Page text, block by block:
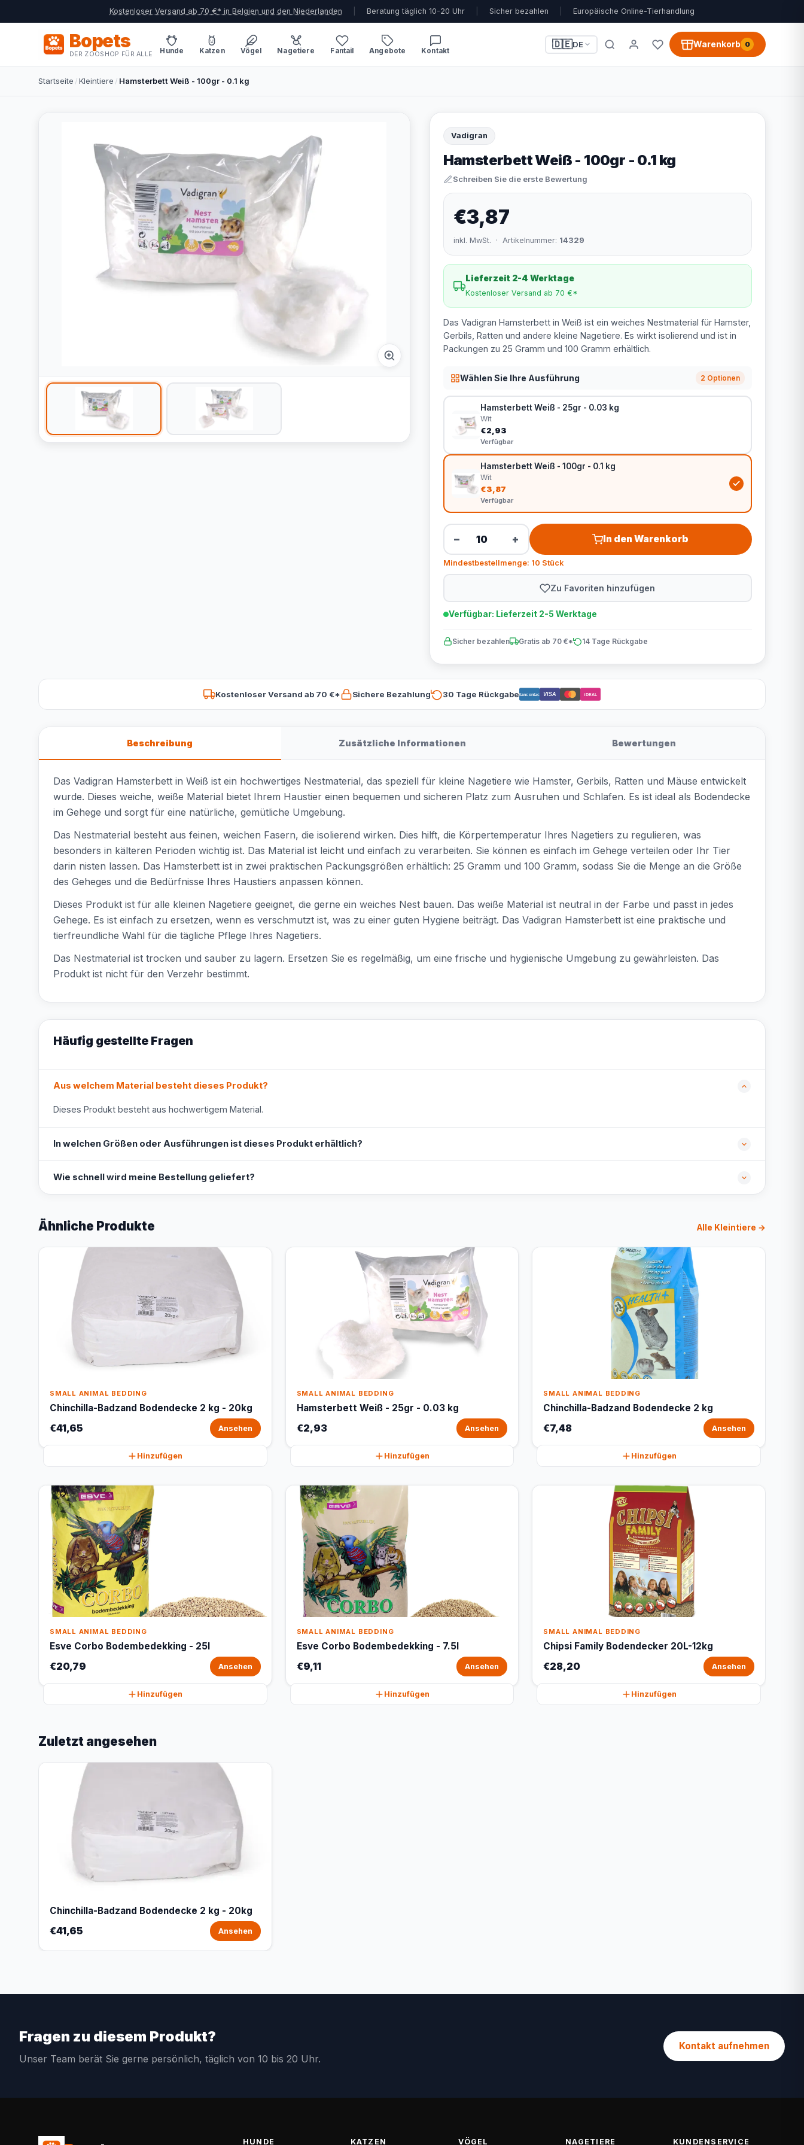
Kostenloser Versand ab 70 €* in Belgien und den Niederlanden Beratung täglich 10-20 Uhr Sicher bezahlen Europäische Online-Tierhandlung
Bopets
DER ZOOSHOP FÜR ALLE Hunde Katzen Vögel Nagetiere Fantail Angebote Kontakt
🇩🇪DE Warenkorb 0
Startseite /Kleintiere / Hamsterbett Weiß - 100gr - 0.1 kg
Vadigran
Hamsterbett Weiß - 100gr - 0.1 kg
Schreiben Sie die erste Bewertung
€3,87
inkl. MwSt. · Artikelnummer: 14329
Lieferzeit 2-4 Werktage
Kostenloser Versand ab 70 €*
Das Vadigran Hamsterbett in Weiß ist ein weiches Nestmaterial für Hamster,
Gerbils, Ratten und andere kleine Nagetiere. Es wirkt isolierend und ist in
Packungen zu 25 Gramm und 100 Gramm erhältlich.
Wählen Sie Ihre Ausführung 2 Optionen
Hamsterbett Weiß - 25gr - 0.03 kg
Wit
€2,93
Verfügbar
Hamsterbett Weiß - 100gr - 0.1 kg
Wit
€3,87
Verfügbar
− + In den Warenkorb
Mindestbestellmenge: 10 Stück
Zu Favoriten hinzufügen
Verfügbar: Lieferzeit 2-5 Werktage
Sicher bezahlen Gratis ab 70 €* 14 Tage Rückgabe
Kostenloser Versand ab 70 €* Sichere Bezahlung 30 Tage RückgabeBancontact VISA iDEAL
Beschreibung Zusätzliche Informationen Bewertungen
Das Vadigran Hamsterbett in Weiß ist ein hochwertiges Nestmaterial, das speziell für kleine Nagetiere wie Hamster, Gerbils, Ratten und Mäuse entwickelt
wurde. Dieses weiche, weiße Material bietet Ihrem Haustier einen bequemen und sicheren Platz zum Ausruhen und Schlafen. Es ist ideal als Bodendecke
im Gehege und sorgt für eine natürliche, gemütliche Umgebung.
Das Nestmaterial besteht aus feinen, weichen Fasern, die isolierend wirken. Dies hilft, die Körpertemperatur Ihres Nagetiers zu regulieren, was
besonders in kälteren Perioden wichtig ist. Das Material ist leicht und einfach zu verarbeiten. Sie können es einfach im Gehege verteilen oder Ihr Tier
darin nisten lassen. Das Hamsterbett ist in zwei praktischen Packungsgrößen erhältlich: 25 Gramm und 100 Gramm, sodass Sie die Menge an die Größe
des Geheges und die Bedürfnisse Ihres Haustiers anpassen können.
Dieses Produkt ist für alle kleinen Nagetiere geeignet, die gerne ein weiches Nest bauen. Das weiße Material ist neutral in der Farbe und passt in jedes
Gehege. Es ist einfach zu ersetzen, wenn es verschmutzt ist, was zu einer guten Hygiene beiträgt. Das Vadigran Hamsterbett ist eine praktische und
tierfreundliche Wahl für die tägliche Pflege Ihres Nagetiers.
Das Nestmaterial ist trocken und sauber zu lagern. Ersetzen Sie es regelmäßig, um eine frische und hygienische Umgebung zu gewährleisten. Das
Produkt ist nicht für den Verzehr bestimmt.
Häufig gestellte Fragen
Aus welchem Material besteht dieses Produkt?
Dieses Produkt besteht aus hochwertigem Material.
In welchen Größen oder Ausführungen ist dieses Produkt erhältlich?
Wie schnell wird meine Bestellung geliefert?
Ähnliche Produkte Alle Kleintiere →
SMALL ANIMAL BEDDING
Chinchilla-Badzand Bodendecke 2 kg - 20kg
€41,65 Ansehen
Hinzufügen
SMALL ANIMAL BEDDING
Hamsterbett Weiß - 25gr - 0.03 kg
€2,93 Ansehen
Hinzufügen
SMALL ANIMAL BEDDING
Chinchilla-Badzand Bodendecke 2 kg
€7,48 Ansehen
Hinzufügen
SMALL ANIMAL BEDDING
Esve Corbo Bodembedekking - 25l
€20,79 Ansehen
Hinzufügen
SMALL ANIMAL BEDDING
Esve Corbo Bodembedekking - 7.5l
€9,11 Ansehen
Hinzufügen
SMALL ANIMAL BEDDING
Chipsi Family Bodendecker 20L-12kg
€28,20 Ansehen
Hinzufügen
Zuletzt angesehen
Chinchilla-Badzand Bodendecke 2 kg - 20kg
€41,65 Ansehen
Fragen zu diesem Produkt?
Unser Team berät Sie gerne persönlich, täglich von 10 bis 20 Uhr.
Kontakt aufnehmen
HUNDE KATZEN VÖGEL NAGETIERE KUNDENSERVICE